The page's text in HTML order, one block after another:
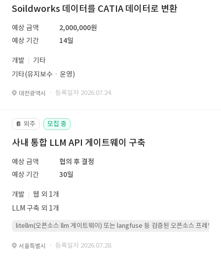
Soildworks 데이터를 CATIA 데이터로 변환
예상 금액
2,000,000원
예상 기간
14일
개발
기타
기타(유지보수ㆍ운영)
대전광역시 · 등록일자 2026.07.24.
📔 외주 모집 중
사내 통합 LLM API 게이트웨이 구축
예상 금액
협의 후 결정
예상 기간
30일
개발
웹 외 1개
LLM 구축 외 1개
litellm(오픈소스 llm 게이트웨이) 또는 langfuse 등 검증된 오픈소스 프레임워
서울특별시 · 등록일자 2026.07.28.